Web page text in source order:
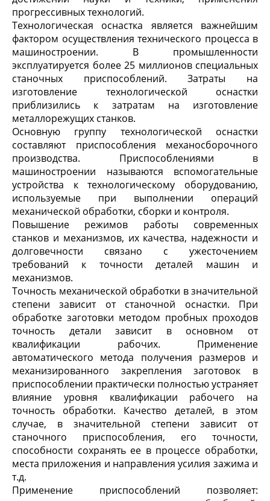
прогрессивных технологий.
Технологическая оснастка является важнейшим
фактором осуществления технического процесса в
машиностроении. В промышленности
эксплуатируется более 25 миллионов специальных
станочных приспособлений. Затраты на
изготовление технологической оснастки
приблизились к затратам на изготовление
металлорежущих станков.
Основную группу технологической оснастки
составляют приспособления механосборочного
производства. Приспособлениями в
машиностроении называются вспомогательные
устройства к технологическому оборудованию,
используемые при выполнении операций
механической обработки, сборки и контроля.
Повышение режимов работы современных
станков и механизмов, их качества, надежности и
долговечности связано с ужесточением
требований к точности деталей машин и
механизмов.
Точность механической обработки в значительной
степени зависит от станочной оснастки. При
обработке заготовки методом пробных проходов
точность детали зависит в основном от
квалификации рабочих. Применение
автоматического метода получения размеров и
механизированного закрепления заготовок в
приспособлении практически полностью устраняет
влияние уровня квалификации рабочего на
точность обработки. Качество деталей, в этом
случае, в значительной степени зависит от
станочного приспособления, его точности,
способности сохранять ее в процессе обработки,
места приложения и направления усилия зажима и
т.д.
Применение приспособлений позволяет: